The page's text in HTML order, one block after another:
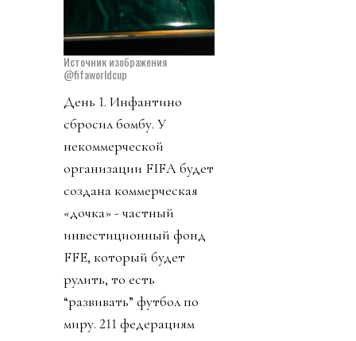
Источник изображения
@fifaworldcup
День 1. Инфантино
сбросил бомбу. У
некоммерческой
организации FIFA будет
создана коммерческая
«дочка» - частный
инвестиционный фонд
FFE, который будет
рулить, то есть
“развивать” футбол по
миру. 211 федерациям